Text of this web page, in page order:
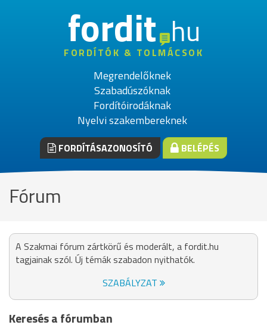
fordithu
FORDÍTÓK & TOLMÁCSOK
Megrendelőknek
Szabadúszóknak
Fordítóirodáknak
Nyelvi szakembereknek
FORDÍTÁSAZONOSÍTÓ BELÉPÉS
Fórum
A Szakmai fórum zártkörű és moderált, a fordit.hu
tagjainak szól. Új témák szabadon nyithatók.
SZABÁLYZAT
Keresés a fórumban